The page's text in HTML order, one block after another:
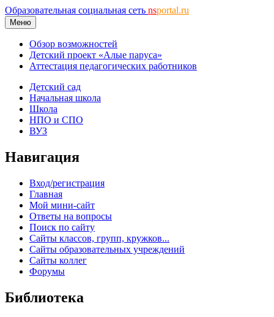
Образовательная социальная сеть nsportal.ru
Меню
Обзор возможностей
Детский проект «Алые паруса»
Аттестация педагогических работников
Детский сад
Начальная школа
Школа
НПО и СПО
ВУЗ
Навигация
Вход/регистрация
Главная
Мой мини-сайт
Ответы на вопросы
Поиск по сайту
Сайты классов, групп, кружков...
Сайты образовательных учреждений
Сайты коллег
Форумы
Библиотека